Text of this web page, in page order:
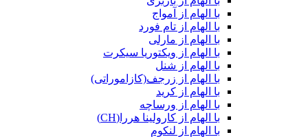
با الهام از آمواج
با الهام از تام فورد
با الهام از مارلی
با الهام از ویکتوریا سیکرت
با الهام از شنل
با الهام از زرجف(کازاموراتی)
با الهام از کرید
با الهام از ورساچه
با الهام از کارولینا هررا(CH)
با الهام از لنکوم